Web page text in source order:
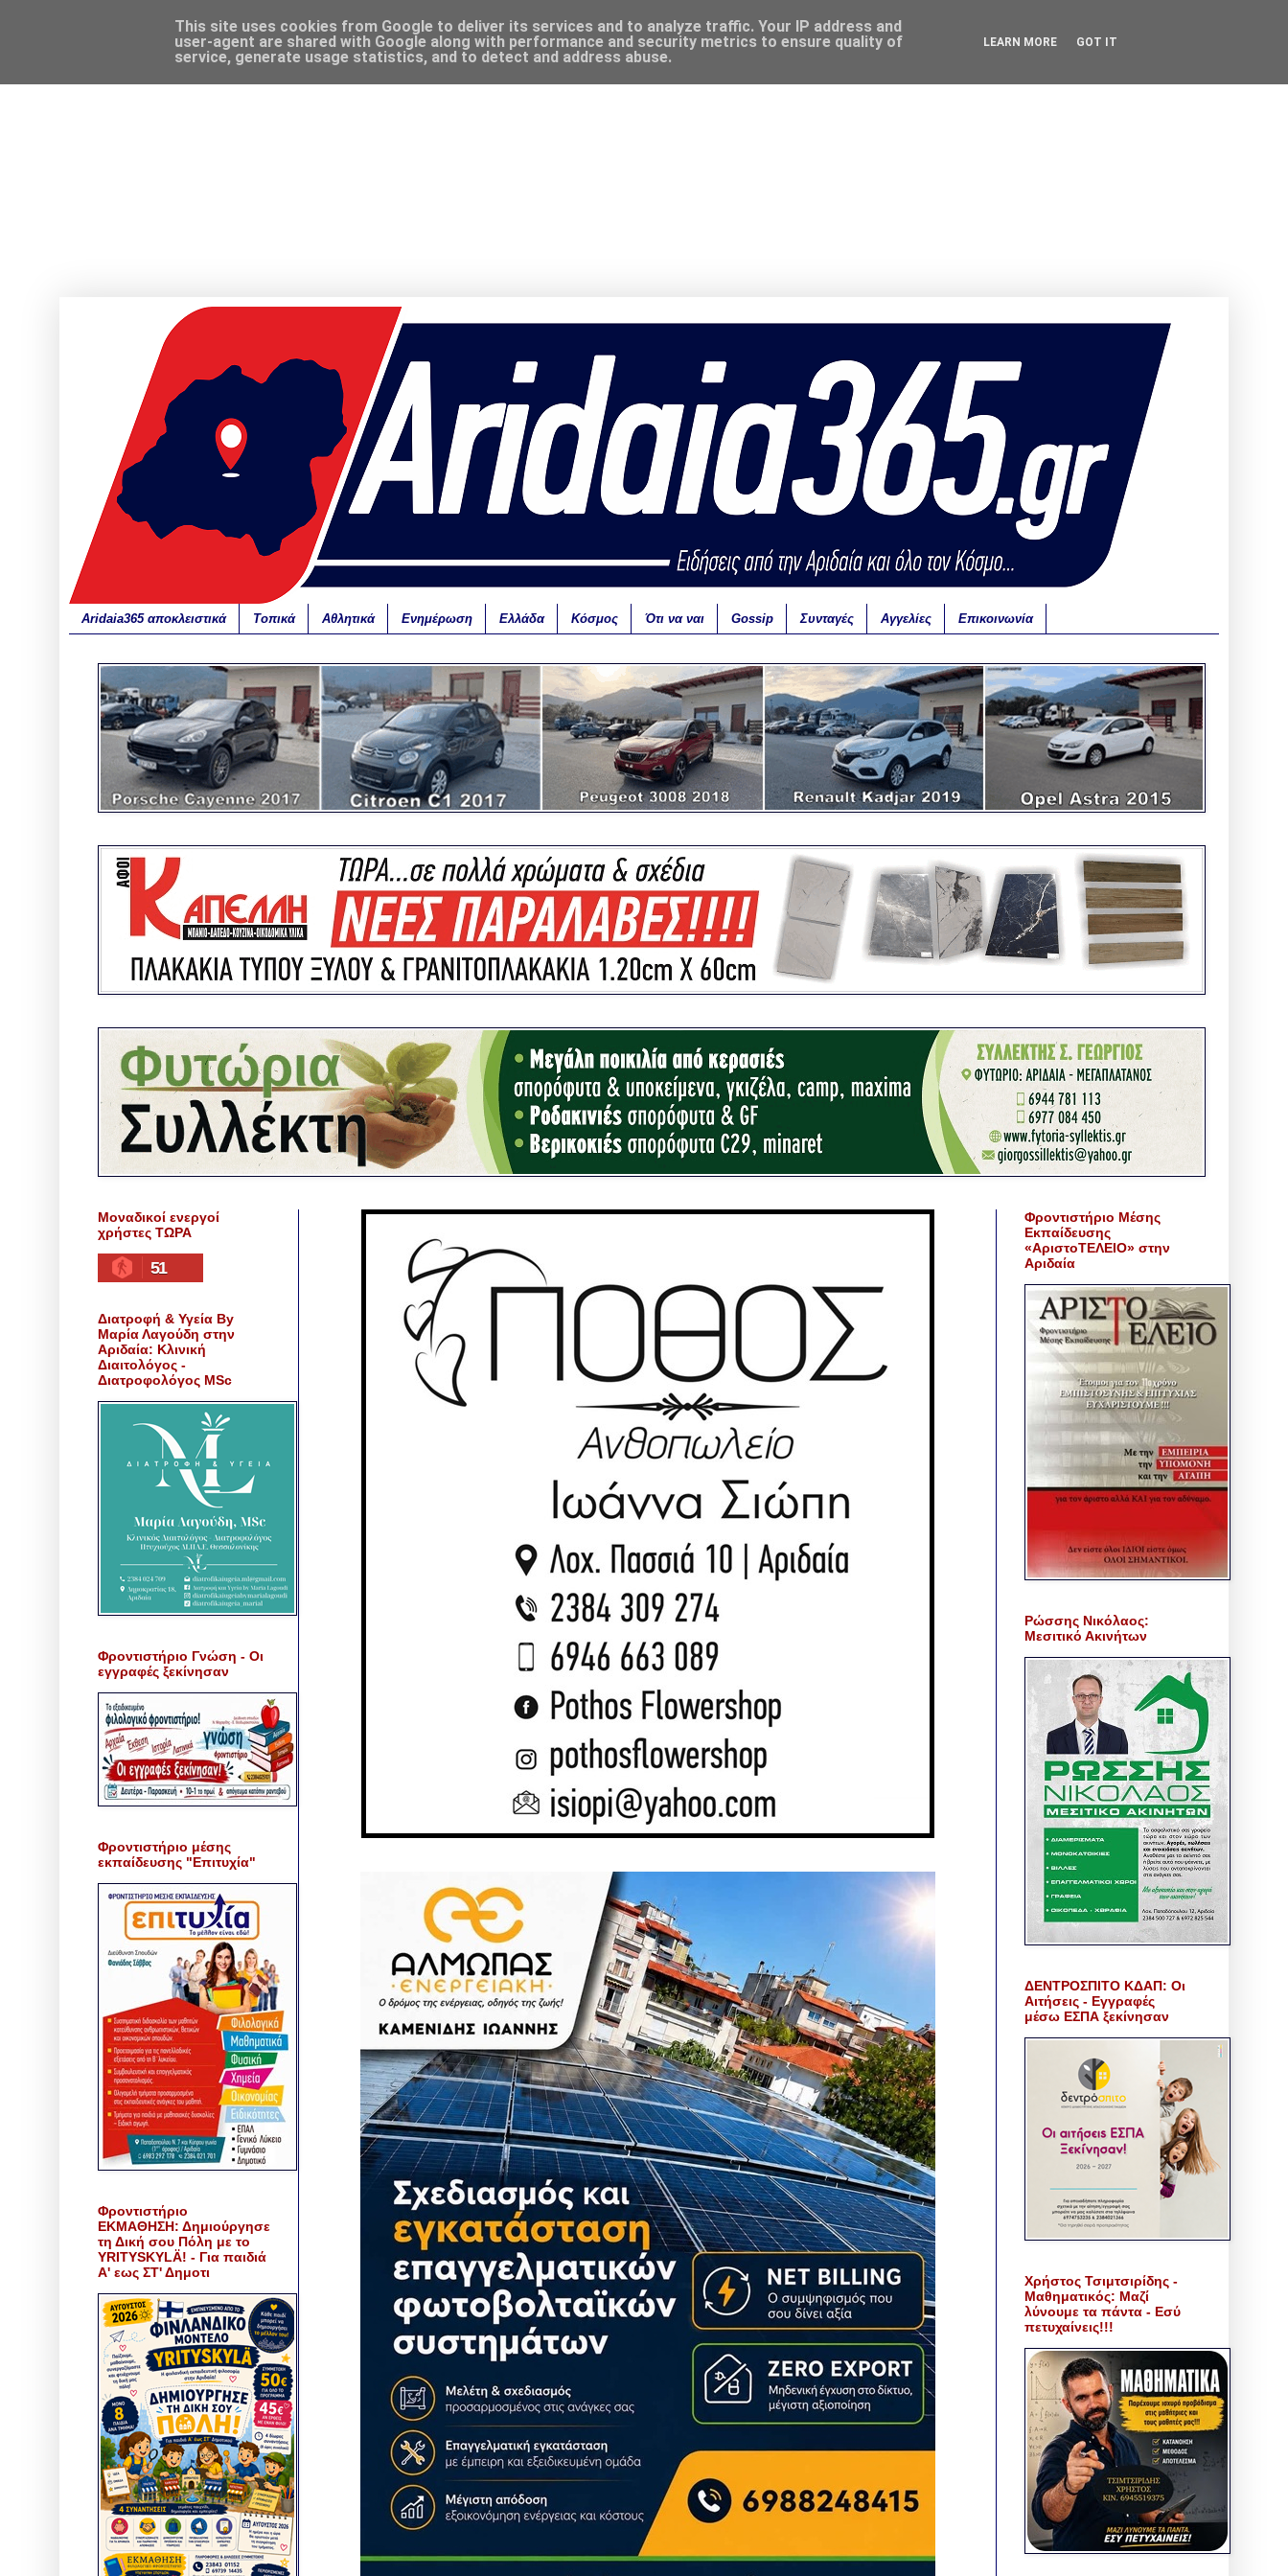
Aridaia365 αποκλειστικά Τοπικά Αθλητικά Ενημέρωση Ελλάδα Κόσμος Ότι να ναι Gossip Συνταγές Αγγελίες Επικοινωνία
Μοναδικοί ενεργοί
χρήστες ΤΩΡΑ
51
Διατροφή & Υγεία By
Μαρία Λαγούδη στην
Αριδαία: Κλινική
Διαιτολόγος -
Διατροφολόγος MSc
Φροντιστήριο Γνώση - Οι
εγγραφές ξεκίνησαν
Φροντιστήριο μέσης
εκπαίδευσης "Επιτυχία"
Φροντιστήριο
ΕΚΜΑΘΗΣΗ: Δημιούργησε
τη Δική σου Πόλη με το
YRITYSKYLÄ! - Για παιδιά
Α' εως ΣΤ' Δημοτι
Φροντιστήριο Μέσης
Εκπαίδευσης
«ΑριστοΤΕΛΕΙΟ» στην
Αριδαία
Ρώσσης Νικόλαος:
Μεσιτικό Ακινήτων
ΔΕΝΤΡΟΣΠΙΤΟ ΚΔΑΠ: Οι
Αιτήσεις - Εγγραφές
μέσω ΕΣΠΑ ξεκίνησαν
Χρήστος Τσιμτσιρίδης -
Μαθηματικός: Μαζί
λύνουμε τα πάντα - Εσύ
πετυχαίνεις!!!
This site uses cookies from Google to deliver its services and to analyze traffic. Your IP address and
user-agent are shared with Google along with performance and security metrics to ensure quality of
service, generate usage statistics, and to detect and address abuse.
LEARN MORE GOT IT